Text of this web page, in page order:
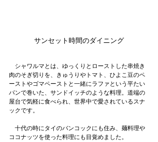
サンセット時間のダイニング
シャワルマとは、ゆっくりとローストした串焼き
肉のそぎ切りを、きゅうりやトマト、ひよこ豆のペ
ーストやゴマペーストと一緒にラファという平たい
パンで巻いた、サンドイッチのような料理。道端の
屋台で気軽に食べられ、世界中で愛されているスナ
ックです。
十代の時にタイのバンコックにも住み、麺料理や
ココナッツを使った料理にも目覚めました。